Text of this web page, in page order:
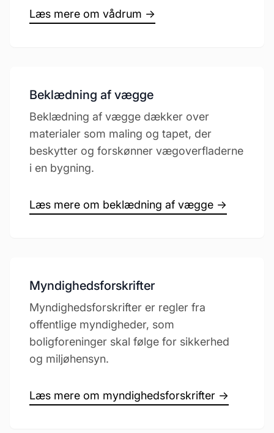
Læs mere om vådrum →
Beklædning af vægge
Beklædning af vægge dækker over
materialer som maling og tapet, der
beskytter og forskønner vægoverfladerne
i en bygning.
Læs mere om beklædning af vægge →
Myndighedsforskrifter
Myndighedsforskrifter er regler fra
offentlige myndigheder, som
boligforeninger skal følge for sikkerhed
og miljøhensyn.
Læs mere om myndighedsforskrifter →